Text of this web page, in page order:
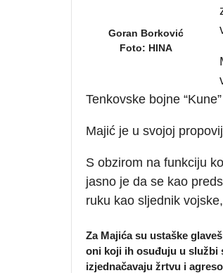
Goran Borković
Foto: HINA
Tenkovske bojne
Majić je u svojoj
S obzirom na funkciju
jasno je da se kao
ruku kao sljednik
Za Majića su ustaške
oni koji ih osuđuju u službi
izjednačavaju žrtvu i